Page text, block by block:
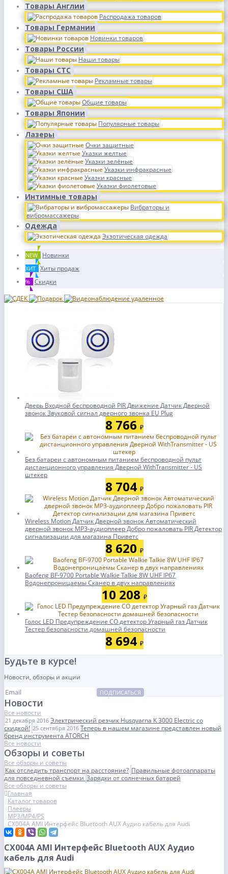
Товары Англии
Распродажа товаров
Товары Германии
Новинки товаров
Товары России
Наши товары
Товары СТС
Рекламные товары
Товары США
Общие товары
Товары Японии
Популярные товары
Лазеры
Очки защитные
Указки желтые
Указки зелёные
Указки инфракрасные
Указки красные
Указки фиолетовые
Интимные товары
Вибраторы и
вибромассажеры
Одежда
Экзотическая одежда
NEW Новинки
ХИТ Хиты продаж
% Скидки
Дверь Входной беспроводной PIR Движение Датчик Дверной
звонок Звуковой сигнал дверного звонка EU Plug
8 766 ₽
Без батареи с автономным питанием беспроводной пульт
дистанционного управления Дверной WithTransmitter - US
штекер
8 704 ₽
Wireless Motion Датчик Дверной звонок Автоматический
дверной звонок MP3-аудиоплеер Добро пожаловать PIR Детектор
сигнализации для магазина Приветс
8 620 ₽
Baofeng BF-9700 Portable Walkie Talkie 8W UHF IP67
Водонепроницаемы Сканер в двух направлениях
10 208 ₽
Голос LED Предупреждение CO детектор Угарный газ Датчик
Тестер безопасности домашней безопасности
8 694 ₽
Будьте в курсе!
Новости, обзоры и акции
ПОДПИСАТЬСЯ
Новости
Все новости
21 декабря 2016 Электрический резчик Husqvarna K 3000 Electric со
скидкой! 25 сентября 2016 Теперь в нашем магазине представлен новый
бренд инструмента ATORCH
Все новости
Обзоры и советы
Все обзоры и советы
Как отследить транспорт на расстояние? Правильные фотоаппараты
для повседневной съемкиЗарядки от солнечных батарей
Все обзоры и советы
Главная
Каталог товаров
Плееры
MP3/MP4/PS
CX004A AMI Интерфейс Bluetooth AUX Аудио кабель для Audi
CX004A AMI Интерфейс Bluetooth AUX Аудио
кабель для Audi